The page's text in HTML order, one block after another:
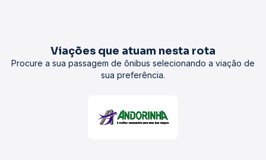
Viações que atuam nesta rota
Procure a sua passagem de ônibus selecionando a viação de
sua preferência.